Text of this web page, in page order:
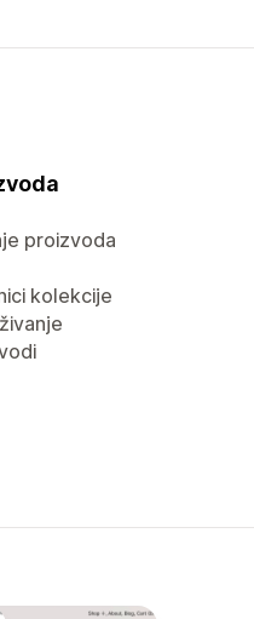
proizvoda
kolekcije